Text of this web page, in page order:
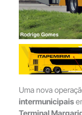
Uma nova
intermunicipais